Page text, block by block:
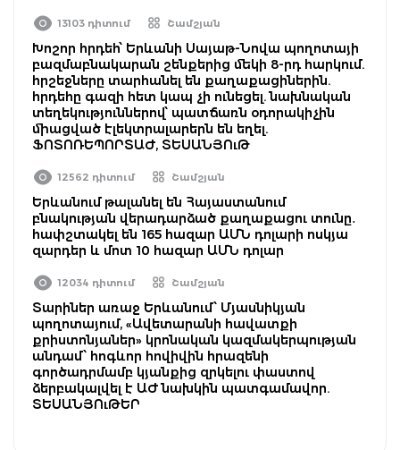
13103 դիտում Շամշյան
Խոշոր հրդեհ՝ Երևանի Սայաթ-Նովա պողոտայի
բազմաբնակարան շենքերից մեկի 8-րդ հարկում.
հրշեջները տարհանել են քաղաքացիներին.
հրդեհը գազի հետ կապ չի ունեցել. նախնական
տեղեկություններով՝ պատճառն օդորակիչին
միացված էլեկտրալարերն են եղել.
ՖՈՏՈՌԵՊՈՐՏԱԺ, ՏԵՍԱՆՅՈւԹ
12562 դիտում Շամշյան
Երևանում թալանել են Հայաստանում
բնակության վերադարձած քաղաքացու տունը․
հափշտակել են 165 հազար ԱՄՆ դոլարի ոսկյա
զարդեր և մոտ 10 հազար ԱՄՆ դոլար
12034 դիտում Շամշյան
Տարիներ առաջ Երևանում՝ Մյասնիկյան
պողոտայում, «Ավետարանի հավատքի
քրիստոնյաներ» կրոնական կազմակերպության
անդամ՝ հոգևոր հովիվին հրազենի
գործադրմամբ կյանքից զրկելու փաստով
ձերբակալվել է ԱԺ նախկին պատգամավոր.
ՏԵՍԱՆՅՈւԹԵՐ